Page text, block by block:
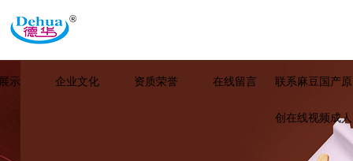
示 企业文化 资质荣誉 在线留言 联系麻豆国产原
创在线视频成人